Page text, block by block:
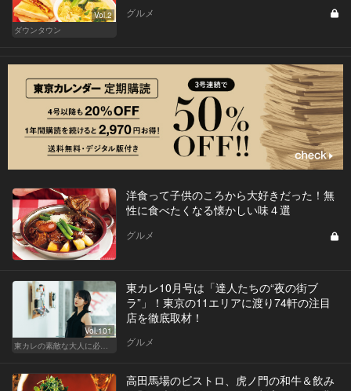
Vol.2
ダウンタウン
グルメ
洋食って子供のころから大好きだった！無
性に食べたくなる懐かしい味４選
グルメ
Vol.101
東カレ10月号は「達人たちの“夜の街ブ
ラ”」！東京の11エリアに渡り74軒の注目
店を徹底取材！
グルメ
高田馬場のビストロ、虎ノ門の和牛＆飲み